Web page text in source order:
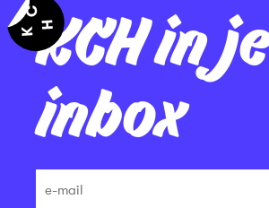
KCH in je
inbox